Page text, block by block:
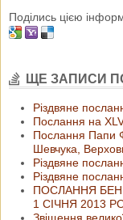
Поділись цією
ЩЕ ЗАПИСИ
Різдвяне
Послання на
Послання Папи
Шевчука,
Різдвяне
Різдвяне
ПОСЛАННЯ
1 СІЧНЯ 2013
Звіщення